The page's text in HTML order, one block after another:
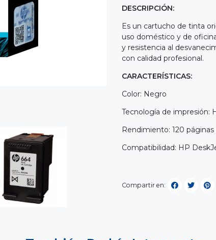
DESCRIPCIÓN:
Es un cartucho de tinta
uso doméstico y de
y resistencia al
con calidad profesional.
CARACTERÍSTICAS:
Color: Negro
Tecnología de impresión:
Rendimiento: 120 páginas
Compatibilidad: HP
Compartir en: